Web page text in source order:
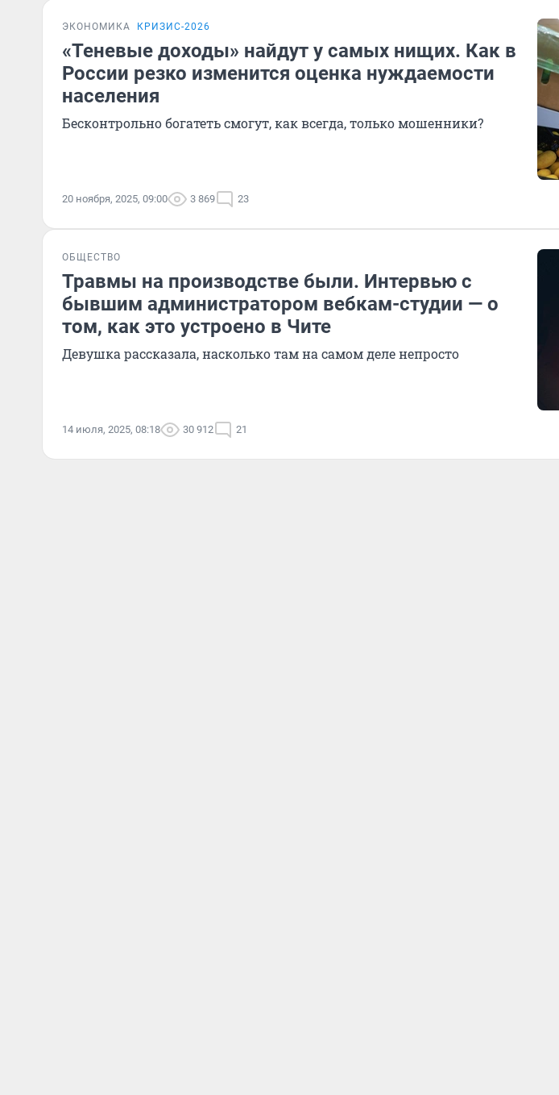
ЭКОНОМИКА КРИЗИС-2026
«Теневые доходы» найдут у самых нищих. Как в
России резко изменится оценка нуждаемости
населения
Бесконтрольно богатеть смогут, как всегда, только мошенники?
20 ноября, 2025, 09:00 3 869 23
ОБЩЕСТВО
Травмы на производстве были. Интервью с
бывшим администратором вебкам-студии — о
том, как это устроено в Чите
Девушка рассказала, насколько там на самом деле непросто
14 июля, 2025, 08:18 30 912 21